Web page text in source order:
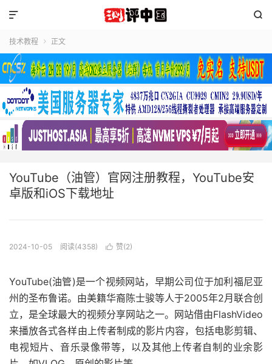


技术教程  正文
YouTube（油管）官网注册教程，YouTube安
卓版和iOS下载地址
2024-10-05 阅读(4358)  赞(2)
YouTube(油管)是一个视频网站，早期公司位于加利福尼亚
州的圣布鲁诺。由美籍华裔陈士骏等人于2005年2月联合创
立，是全球最大的视频分享网站之一。网站借由FlashVideo
来播放各式各样由上传者制成的影片内容，包括电影剪辑、
电视短片、音乐录像带等，以及其他上传者自制的业余影